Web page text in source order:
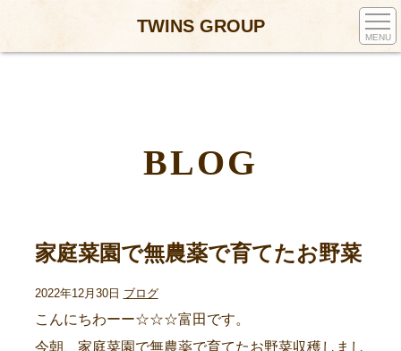
TWINS GROUP
MENU
BLOG
家庭菜園で無農薬で育てたお野菜
2022年12月30日 ブログ
こんにちわーー☆☆☆富田です。
今朝、家庭菜園で無農薬で育てたお野菜収穫しまし